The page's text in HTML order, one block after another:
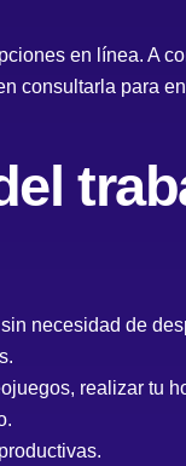
en línea. A
consultarla para
necesidad de
realizar tu